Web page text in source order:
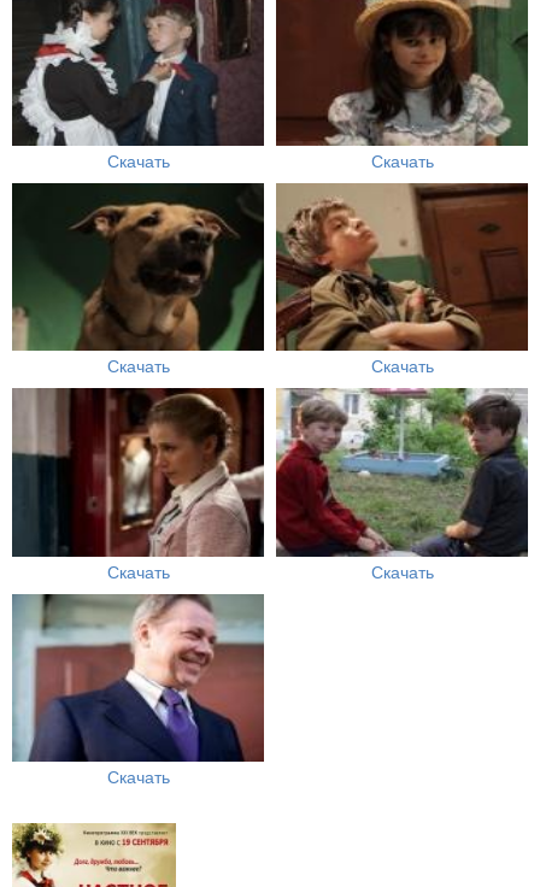
Скачать Скачать
Скачать Скачать
Скачать Скачать
Скачать